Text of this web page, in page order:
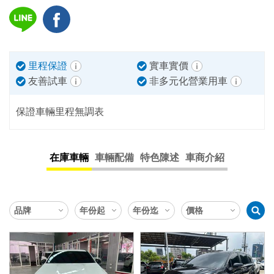
里程保證
實車實價
友善試車
非多元化營業用車
保證車輛里程無調表
在庫車輛 車輛配備 特色陳述 車商介紹